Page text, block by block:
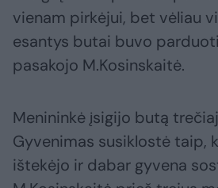
vienam pirkėjui, bet vėliau
esantys butai buvo
pasakojo M.Kosinskaitė.
Menininkė įsigijo butą
Gyvenimas susiklostė taip,
ištekėjo ir dabar gyvena